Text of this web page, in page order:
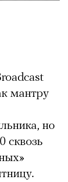
мантру
но
сквозь